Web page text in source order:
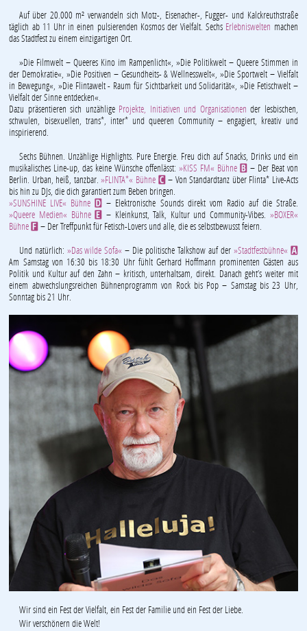
Auf über 20.000 m² verwandeln sich Motz-, Eisenacher-, Fugger- und Kalckreuthstraße
täglich ab 11 Uhr in einen pulsierenden Kosmos der Vielfalt. Sechs Erlebniswelten machen
das Stadtfest zu einem einzigartigen Ort.
»Die Filmwelt – Queeres Kino im Rampenlicht«, »Die Politikwelt – Queere Stimmen in
der Demokratie«, »Die Positiven – Gesundheits- & Wellnesswelt«, »Die Sportwelt – Vielfalt
in Bewegung«, »Die Flintawelt - Raum für Sichtbarkeit und Solidarität«, »Die Fetischwelt –
Vielfalt der Sinne entdecken«.
Dazu präsentieren sich unzählige Projekte, Initiativen und Organisationen der lesbischen,
schwulen, bisexuellen, trans*, inter* und queeren Community – engagiert, kreativ und
inspirierend.
Sechs Bühnen. Unzählige Highlights. Pure Energie. Freu dich auf Snacks, Drinks und ein
musikalisches Line-up, das keine Wünsche offenlässt:»KISS FM« Bühne B– Der Beat von
Berlin. Urban, heiß, tanzbar.»FLINTA*« Bühne C– Von Standardtanz über Flinta* Live-Acts
bis hin zu DJs, die dich garantiert zum Beben bringen.
»SUNSHINE LIVE« BühneD – Elektronische Sounds direkt vom Radio auf die Straße.
»Queere Medien« BühneE – Kleinkunst, Talk, Kultur und Community-Vibes. »BOXER«
BühneF– Der Treffpunkt für Fetisch-Lovers und alle, die es selbstbewusst feiern.
Und natürlich: »Das wilde Sofa« – Die politische Talkshow auf der »Stadtfestbühne« A
Am Samstag von 16:30 bis 18:30 Uhr fühlt Gerhard Hoffmann prominenten Gästen aus
Politik und Kultur auf den Zahn – kritisch, unterhaltsam, direkt. Danach geht’s weiter mit
einem abwechslungsreichen Bühnenprogramm von Rock bis Pop – Samstag bis 23 Uhr,
Sonntag bis 21 Uhr.
Wir sind ein Fest der Vielfalt, ein Fest der Familie und ein Fest der Liebe.
Wir verschönern die Welt!